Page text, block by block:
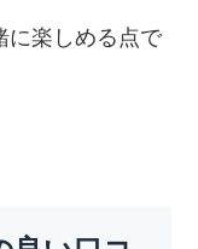
に楽しめる点で